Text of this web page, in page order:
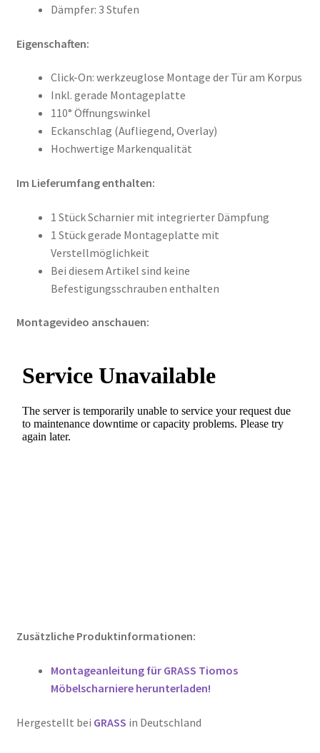
Dämpfer: 3 Stufen
Eigenschaften:
Click-On: werkzeuglose Montage der Tür am Korpus
Inkl. gerade Montageplatte
110° Öffnungswinkel
Eckanschlag (Aufliegend, Overlay)
Hochwertige Markenqualität
Im Lieferumfang enthalten:
1 Stück Scharnier mit integrierter Dämpfung
1 Stück gerade Montageplatte mit
Verstellmöglichkeit
Bei diesem Artikel sind keine
Befestigungsschrauben enthalten
Montagevideo anschauen:
Zusätzliche Produktinformationen:
Montageanleitung für GRASS Tiomos
Möbelscharniere herunterladen!
Hergestellt bei GRASS in Deutschland